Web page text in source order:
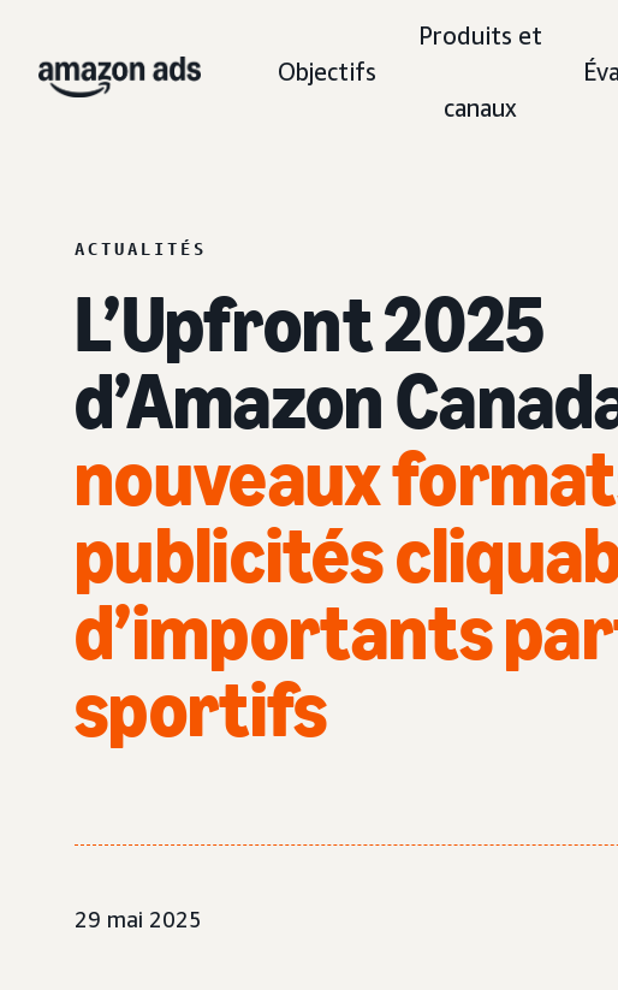
Objectifs
Produits et
canaux
ACTUALITÉS
L’Upfront 2025
d’Amazon
nouveaux
publicités
d’importants
sportifs
29 mai 2025